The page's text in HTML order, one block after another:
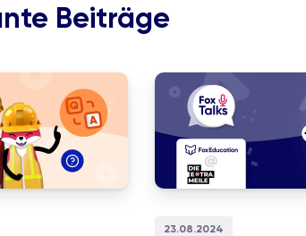
Beiträge
23.08.2024